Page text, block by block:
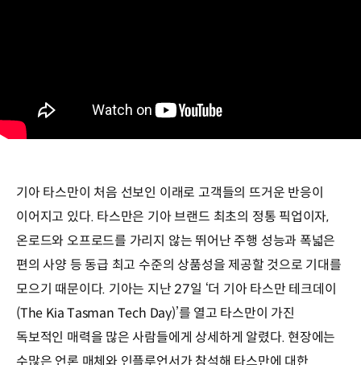
기아 타스만이 처음 선보인 이래로 고객들의 뜨거운 반응이
이어지고 있다. 타스만은 기아 브랜드 최초의 정통 픽업이자,
온로드와 오프로드를 가리지 않는 뛰어난 주행 성능과 폭넓은
편의 사양 등 동급 최고 수준의 상품성을 제공할 것으로 기대를
모으기 때문이다. 기아는 지난 27일 ‘더 기아 타스만 테크데이
(The Kia Tasman Tech Day)’를 열고 타스만이 가진
독보적인 매력을 많은 사람들에게 상세하게 알렸다. 현장에는
수많은 언론 매체와 인플루언서가 참석해 타스만에 대한